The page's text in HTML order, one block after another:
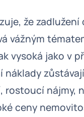
že
vážným
vysoká jako v
náklady
rostoucí nájmy,
ceny